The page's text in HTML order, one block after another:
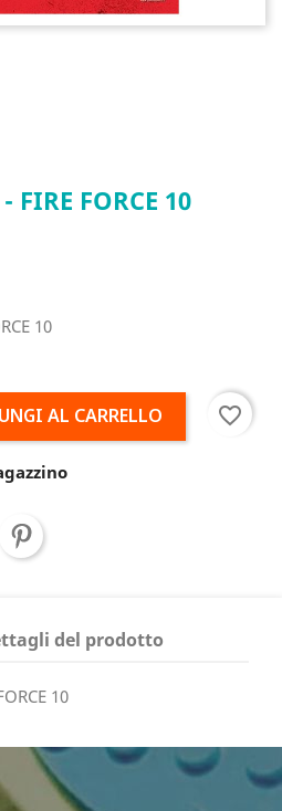
FIRE FORCE 10
10
AL CARRELLO favorite_border
del prodotto
10